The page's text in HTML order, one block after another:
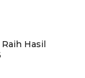
Hasil